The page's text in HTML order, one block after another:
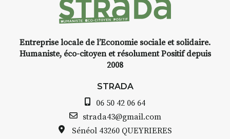
INTERVIEW
avez ouvert une galerie à
Bernard TURLE Le Fumoir n’est
pas une galerie permanente.
Entreprise locale de l’Economie sociale et solidaire.
Humaniste, éco-citoyen et résolument Positif depuis
2008
STRADA
06 50 42 06 64
strada43@gmail.com
Sénéol 43260 QUEYRIERES